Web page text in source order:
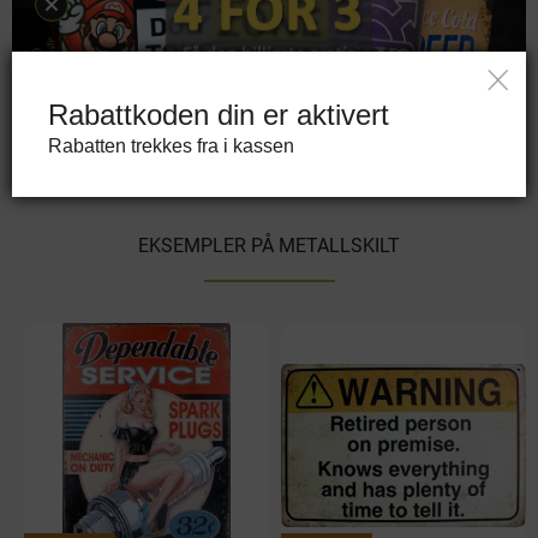
EKSEMPLER PÅ METALLSKILT
Rabattkoden din er aktivert
Rabatten trekkes fra i kassen